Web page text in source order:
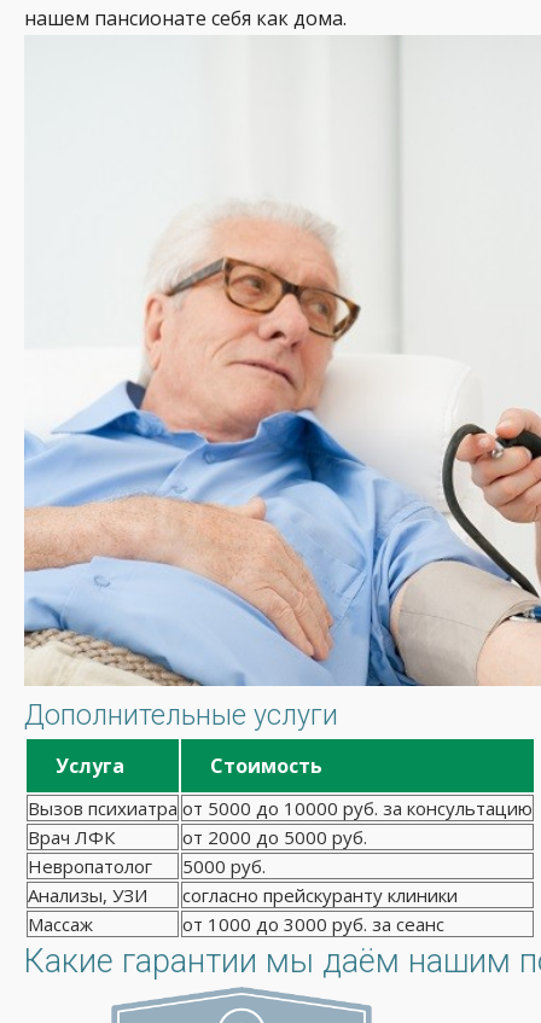
нашем пансионате себя как дома.
Дополнительные услуги
Услуга Стоимость
Вызов психиатра от 5000 до 10000 руб. за консультацию
Врач ЛФК
от 2000 до 5000 руб.
Невропатолог
5000 руб.
Анализы, УЗИ
согласно прейскуранту клиники
Массаж
от 1000 до 3000 руб. за сеанс
Какие гарантии мы даём нашим